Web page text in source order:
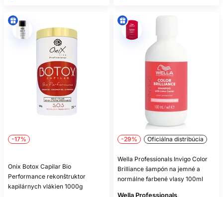
-17%
Onix Botox Capilar Bio
Performance rekonštruktor
kapilárnych vlákien 1000g
-29% Oficiálna distribúcia
Wella Professionals Invigo Color
Brilliance šampón na jemné a
normálne farbené vlasy 100ml
Wella Professionals